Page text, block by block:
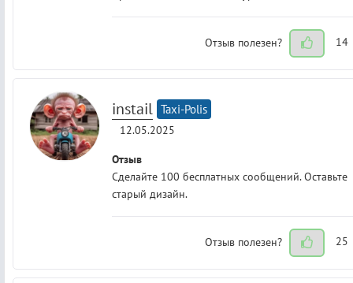
Отзыв полезен? 14
instail Taxi-Polis
12.05.2025
Отзыв
Сделайте 100 бесплатных сообщений. Оставьте
старый дизайн.
Отзыв полезен? 25